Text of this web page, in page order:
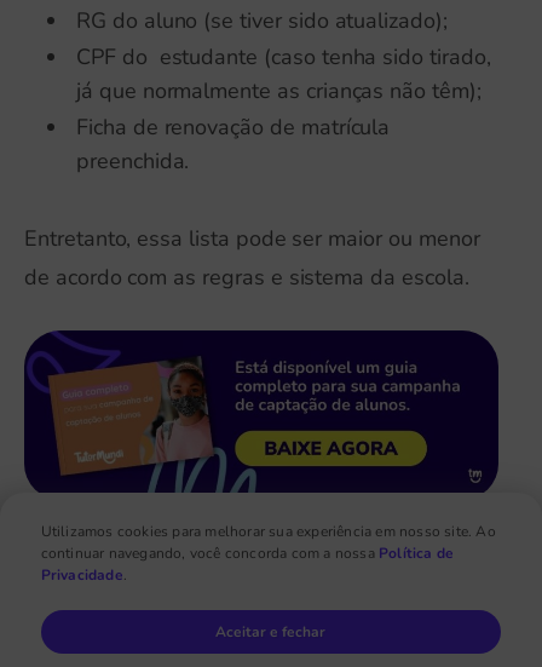
RG do aluno (se tiver sido atualizado);
CPF do estudante (caso tenha sido tirado,
já que normalmente as crianças não têm);
Ficha de renovação de matrícula
preenchida.
Entretanto, essa lista pode ser maior ou menor
de acordo com as regras e sistema da escola.
4 dicas para aumentar a renovação
Utilizamos cookies para melhorar sua experiência em nosso site. Ao
continuar navegando, você concorda com a nossa Política de
Privacidade.
Aceitar e fechar